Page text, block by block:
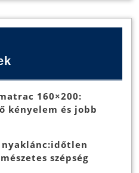
160×200:
kényelem és jobb
nyaklánc:időtlen
szépség